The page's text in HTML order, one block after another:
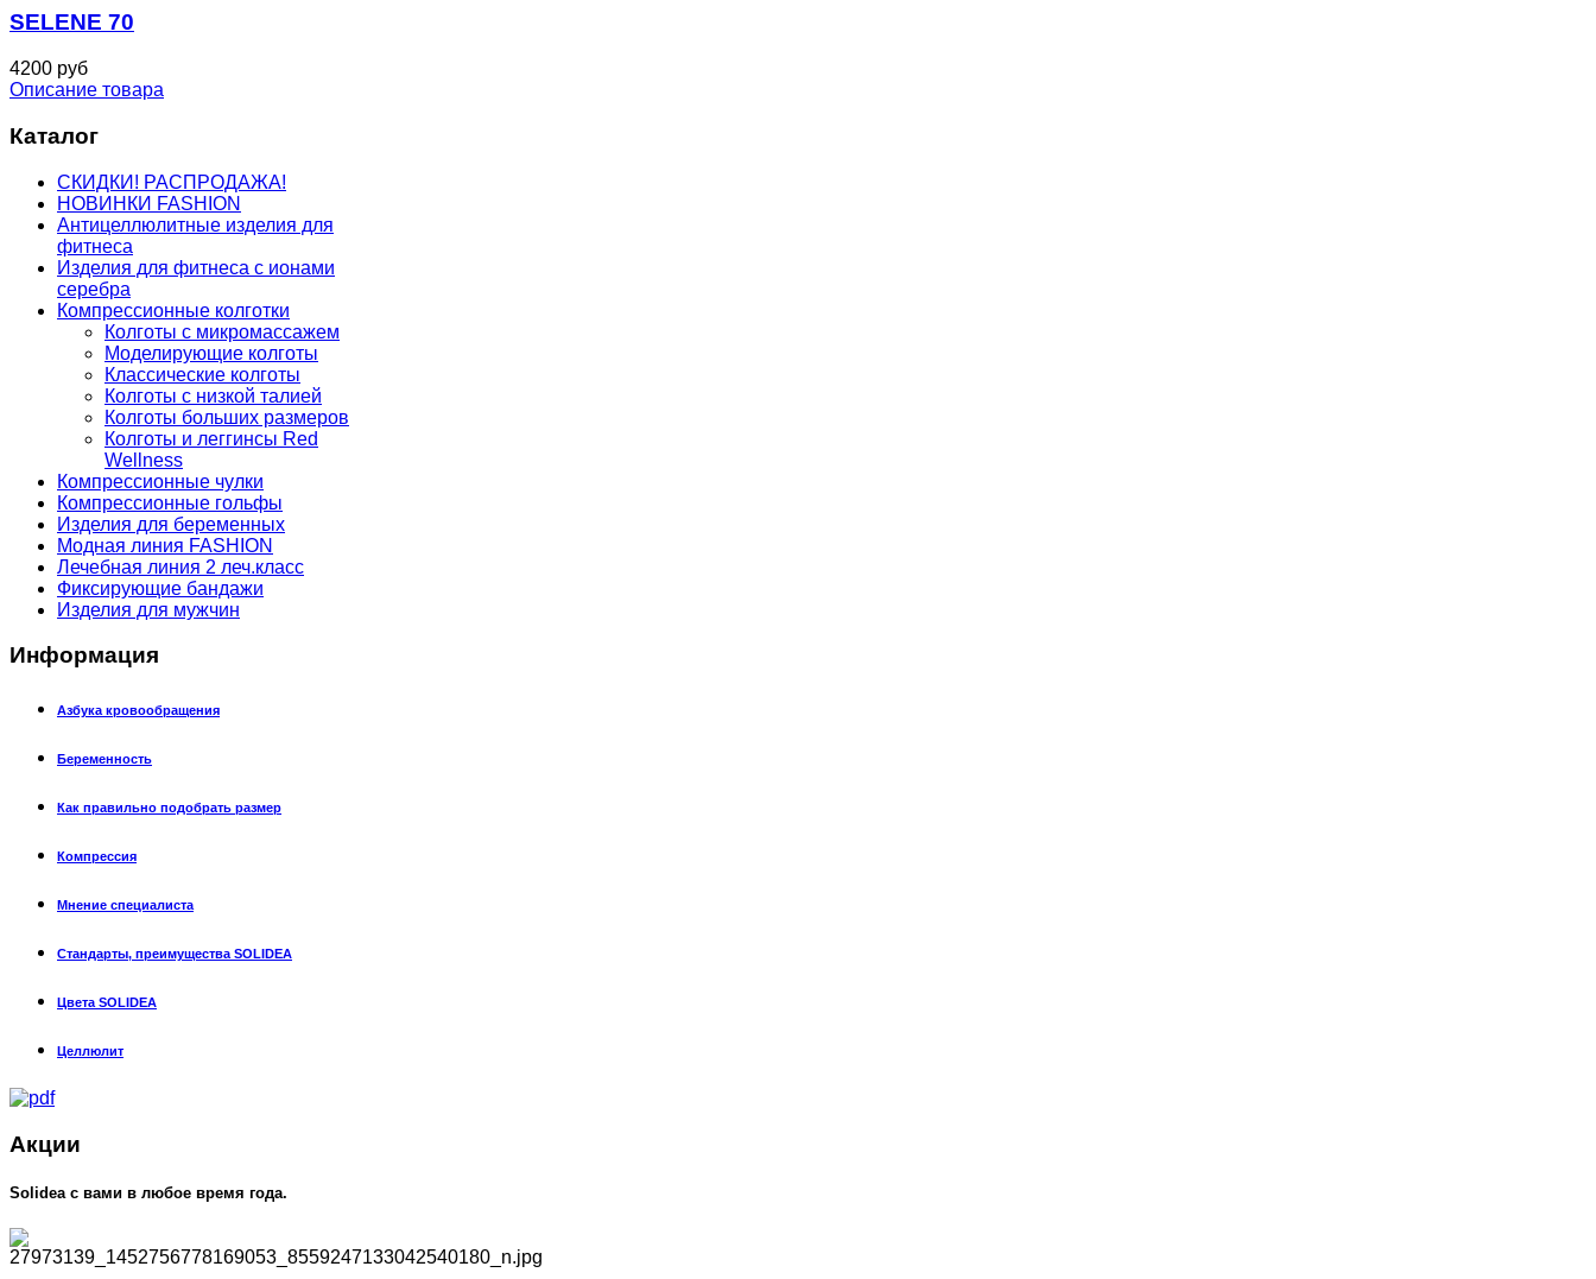
SELENE 70
4200 руб
Описание товара
Каталог
СКИДКИ! РАСПРОДАЖА!
НОВИНКИ FASHION
Антицеллюлитные изделия для
фитнеса
Изделия для фитнеса с ионами
серебра
Компрессионные колготки
Колготы с микромассажем
Моделирующие колготы
Классические колготы
Колготы с низкой талией
Колготы больших размеров
Колготы и леггинсы Red
Wellness
Компрессионные чулки
Компрессионные гольфы
Изделия для беременных
Модная линия FASHION
Лечебная линия 2 леч.класс
Фиксирующие бандажи
Изделия для мужчин
Информация
Азбука кровообращения
Беременность
Как правильно подобрать размер
Компрессия
Мнение специалиста
Стандарты, преимущества SOLIDEA
Цвета SOLIDEA
Целлюлит
Акции
Solidea c вами в любое время года.